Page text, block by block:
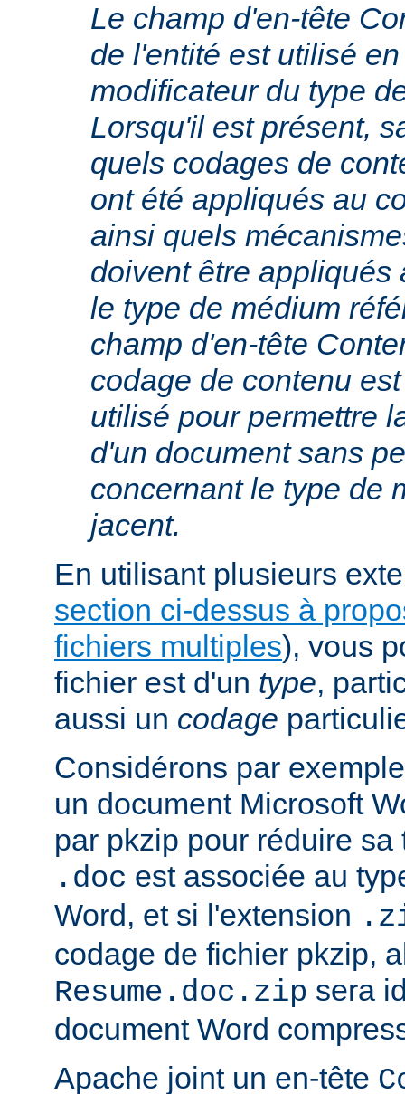
Le champ d'en-tête
de l'entité est utilisé
modificateur du type
Lorsqu'il est présent,
quels codages de
ont été appliqués au
ainsi quels
doivent être appliqués
le type de médium
champ d'en-tête
codage de contenu
utilisé pour permettre
d'un document sans
concernant le type de
jacent.
En utilisant plusieurs
section ci-dessus à
fichiers multiples), vous
fichier est d'un type,
aussi un codage
Considérons par
un document Microsoft
par pkzip pour réduire
.doc est associée au
Word, et si l'extension
codage de fichier pkzip,
Resume.doc.zip sera
document Word
Apache joint un en-tête